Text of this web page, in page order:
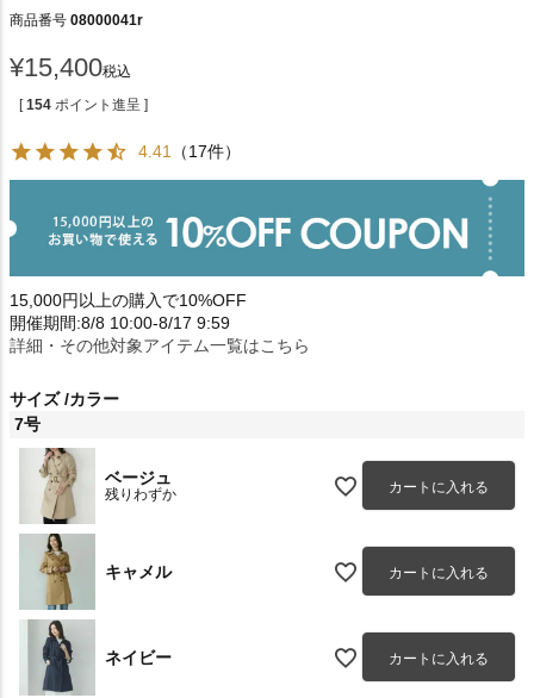
商品番号 08000041r
¥15,400税込
[ 154 ポイント進呈 ]
4.41 （17件）
15,000円以上の購入で10%OFF
開催期間:8/8 10:00-8/17 9:59
詳細・その他対象アイテム一覧はこちら
サイズ カラー
7号
ベージュ
残りわずか カートに入れる
キャメル カートに入れる
ネイビー カートに入れる